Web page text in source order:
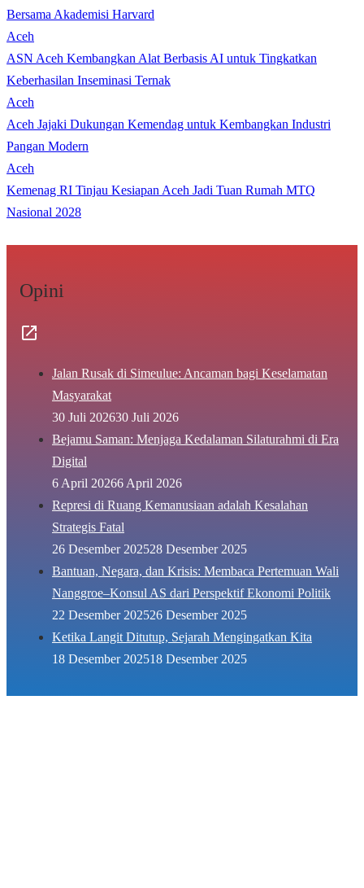
Bersama Akademisi Harvard
Aceh
ASN Aceh Kembangkan Alat Berbasis AI untuk Tingkatkan
Keberhasilan Inseminasi Ternak
Aceh
Aceh Jajaki Dukungan Kemendag untuk Kembangkan Industri
Pangan Modern
Aceh
Kemenag RI Tinjau Kesiapan Aceh Jadi Tuan Rumah MTQ
Nasional 2028
Opini
Jalan Rusak di Simeulue: Ancaman bagi Keselamatan
Masyarakat
30 Juli 202630 Juli 2026
Bejamu Saman: Menjaga Kedalaman Silaturahmi di Era
Digital
6 April 20266 April 2026
Represi di Ruang Kemanusiaan adalah Kesalahan
Strategis Fatal
26 Desember 202528 Desember 2025
Bantuan, Negara, dan Krisis: Membaca Pertemuan Wali
Nanggroe–Konsul AS dari Perspektif Ekonomi Politik
22 Desember 202526 Desember 2025
Ketika Langit Ditutup, Sejarah Mengingatkan Kita
18 Desember 202518 Desember 2025